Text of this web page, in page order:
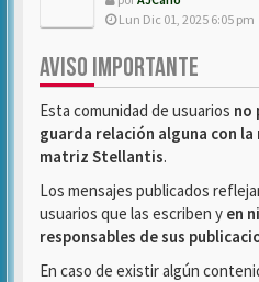
Lun Dic 01, 2025 6:05 pm
AVISO IMPORTANTE
Esta comunidad de usuarios no
guarda relación alguna con
matriz Stellantis.
Los mensajes publicados
usuarios que las escriben y en
responsables de sus
En caso de existir algún